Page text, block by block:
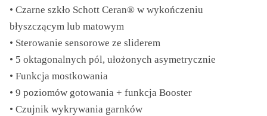
• Czarne szkło Schott Ceran® w wykończeniu
błyszczącym lub matowym
• Sterowanie sensorowe ze sliderem
• 5 oktagonalnych pól, ułożonych asymetrycznie
• Funkcja mostkowania
• 9 poziomów gotowania + funkcja Booster
• Czujnik wykrywania garnków